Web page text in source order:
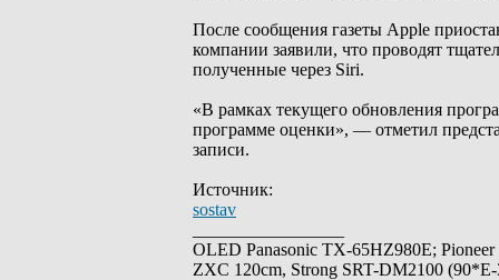
После сообщения газеты Apple
компании заявили, что проводят
полученные через Siri.
«В рамках текущего обновления
программе оценки», — отметил
записи.
Источник:
sostav
OLED Panasonic TX-65HZ980E;
ZXC 120cm, Strong SRT-DM2100